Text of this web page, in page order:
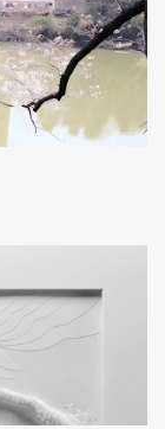
классическую
жизни. В
его
Для
–